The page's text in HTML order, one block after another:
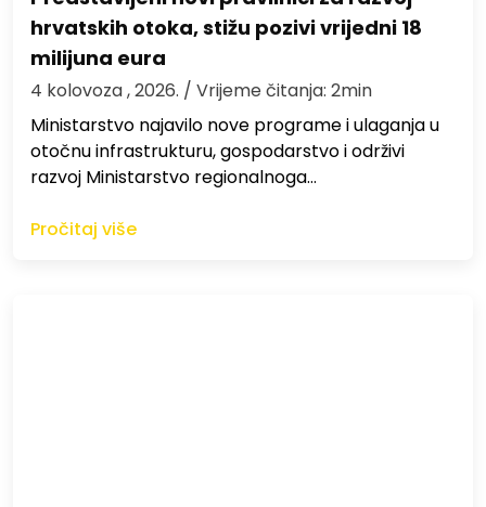
hrvatskih otoka, stižu pozivi vrijedni 18
milijuna eura
4 kolovoza , 2026. / Vrijeme čitanja: 2min
Ministarstvo najavilo nove programe i ulaganja u
otočnu infrastrukturu, gospodarstvo i održivi
razvoj Ministarstvo regionalnoga…
Pročitaj više